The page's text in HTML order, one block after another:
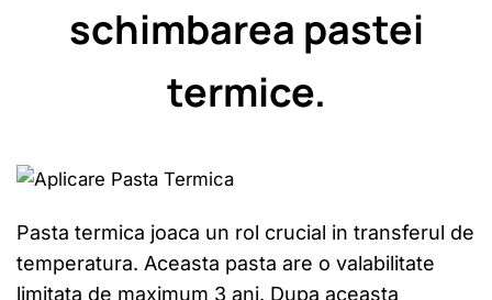
schimbarea pastei
termice.
Pasta termica joaca un rol crucial in transferul de
temperatura. Aceasta pasta are o valabilitate
limitata de maximum 3 ani. Dupa aceasta